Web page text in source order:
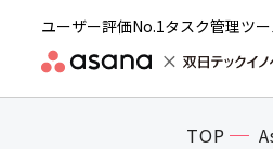
ユーザー評価No.1タスク管理ツ
TOP